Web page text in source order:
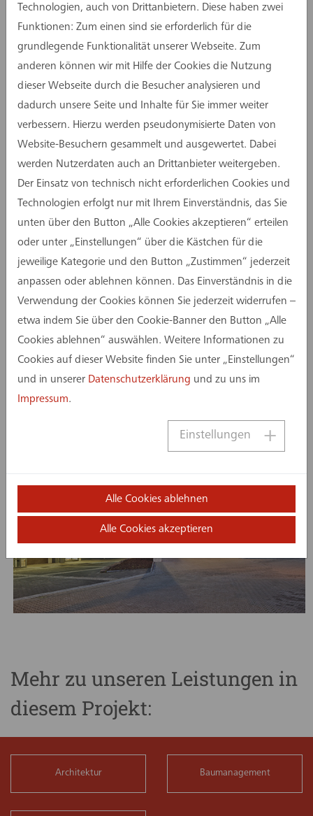
Mehr zu unseren Leistungen in
diesem Projekt:
Architektur Baumanagement
Technologien, auch von Drittanbietern. Diese haben zwei
Funktionen: Zum einen sind sie erforderlich für die
grundlegende Funktionalität unserer Webseite. Zum
anderen können wir mit Hilfe der Cookies die Nutzung
dieser Webseite durch die Besucher analysieren und
dadurch unsere Seite und Inhalte für Sie immer weiter
verbessern. Hierzu werden pseudonymisierte Daten von
Website-Besuchern gesammelt und ausgewertet. Dabei
werden Nutzerdaten auch an Drittanbieter weitergeben.
Der Einsatz von technisch nicht erforderlichen Cookies und
Technologien erfolgt nur mit Ihrem Einverständnis, das Sie
unten über den Button „Alle Cookies akzeptieren“ erteilen
oder unter „Einstellungen“ über die Kästchen für die
jeweilige Kategorie und den Button „Zustimmen“ jederzeit
anpassen oder ablehnen können. Das Einverständnis in die
Verwendung der Cookies können Sie jederzeit widerrufen –
etwa indem Sie über den Cookie-Banner den Button „Alle
Cookies ablehnen“ auswählen. Weitere Informationen zu
Cookies auf dieser Website finden Sie unter „Einstellungen“
und in unserer Datenschutzerklärung und zu uns im
Impressum.
Einstellungen
Alle Cookies ablehnen
Alle Cookies akzeptieren